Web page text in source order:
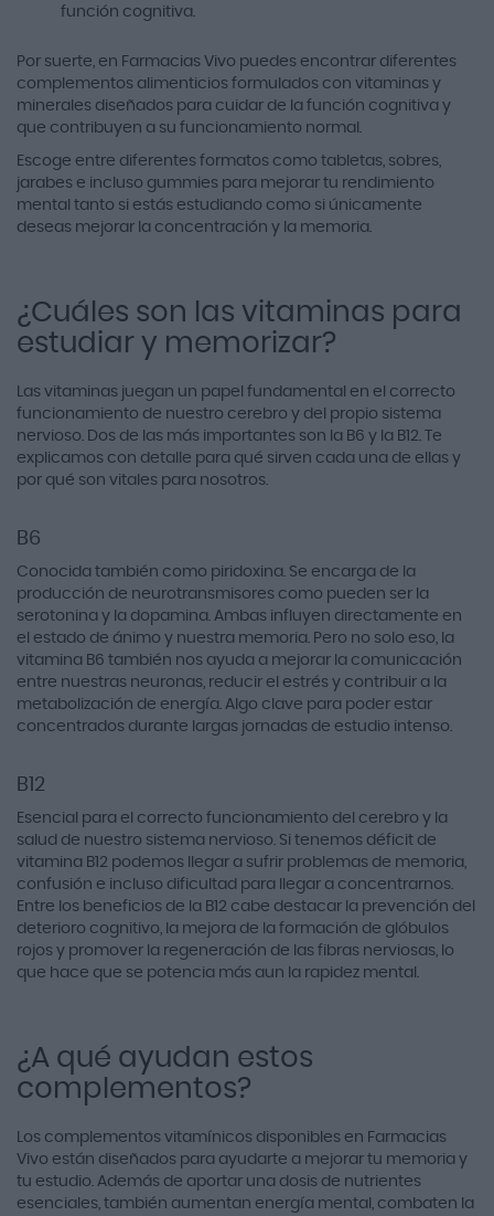
función cognitiva.
Por suerte, en Farmacias Vivo puedes encontrar diferentes
complementos alimenticios formulados con vitaminas y
minerales diseñados para cuidar de la función cognitiva y
que contribuyen a su funcionamiento normal.
Escoge entre diferentes formatos como tabletas, sobres,
jarabes e incluso gummies para mejorar tu rendimiento
mental tanto si estás estudiando como si únicamente
deseas mejorar la concentración y la memoria.
¿Cuáles son las vitaminas para
estudiar y memorizar?
Las vitaminas juegan un papel fundamental en el correcto
funcionamiento de nuestro cerebro y del propio sistema
nervioso. Dos de las más importantes son la B6 y la B12. Te
explicamos con detalle para qué sirven cada una de ellas y
por qué son vitales para nosotros.
B6
Conocida también como piridoxina. Se encarga de la
producción de neurotransmisores como pueden ser la
serotonina y la dopamina. Ambas influyen directamente en
el estado de ánimo y nuestra memoria. Pero no solo eso, la
vitamina B6 también nos ayuda a mejorar la comunicación
entre nuestras neuronas, reducir el estrés y contribuir a la
metabolización de energía. Algo clave para poder estar
concentrados durante largas jornadas de estudio intenso.
B12
Esencial para el correcto funcionamiento del cerebro y la
salud de nuestro sistema nervioso. Si tenemos déficit de
vitamina B12 podemos llegar a sufrir problemas de memoria,
confusión e incluso dificultad para llegar a concentrarnos.
Entre los beneficios de la B12 cabe destacar la prevención del
deterioro cognitivo, la mejora de la formación de glóbulos
rojos y promover la regeneración de las fibras nerviosas, lo
que hace que se potencia más aun la rapidez mental.
¿A qué ayudan estos
complementos?
Los complementos vitamínicos disponibles en Farmacias
Vivo están diseñados para ayudarte a mejorar tu memoria y
tu estudio. Además de aportar una dosis de nutrientes
esenciales, también aumentan energía mental, combaten la